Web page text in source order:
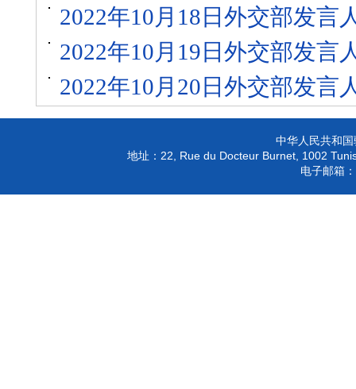
2022年10月18日外交部发言
2022年10月19日外交部发言
2022年10月20日外交部发言
中华人民共和
地址： 22, Rue du Docteur Burnet, 1002
电子邮箱：